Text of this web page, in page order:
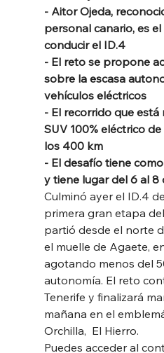
- Aitor Ojeda,
personal canario, es
conducir el ID.4
- El reto se propone
sobre la escasa
vehículos eléctricos
- El recorrido que está
SUV 100% eléctrico
los 400 km
- El desafío tiene
y tiene lugar del 6 al 8
Culminó ayer el ID.4
primera gran etapa
partió desde el norte
el muelle de Agaete,
agotando menos del
autonomía. El reto
Tenerife y finalizará
mañana en el
Orchilla,  El Hierro.
Puedes acceder al